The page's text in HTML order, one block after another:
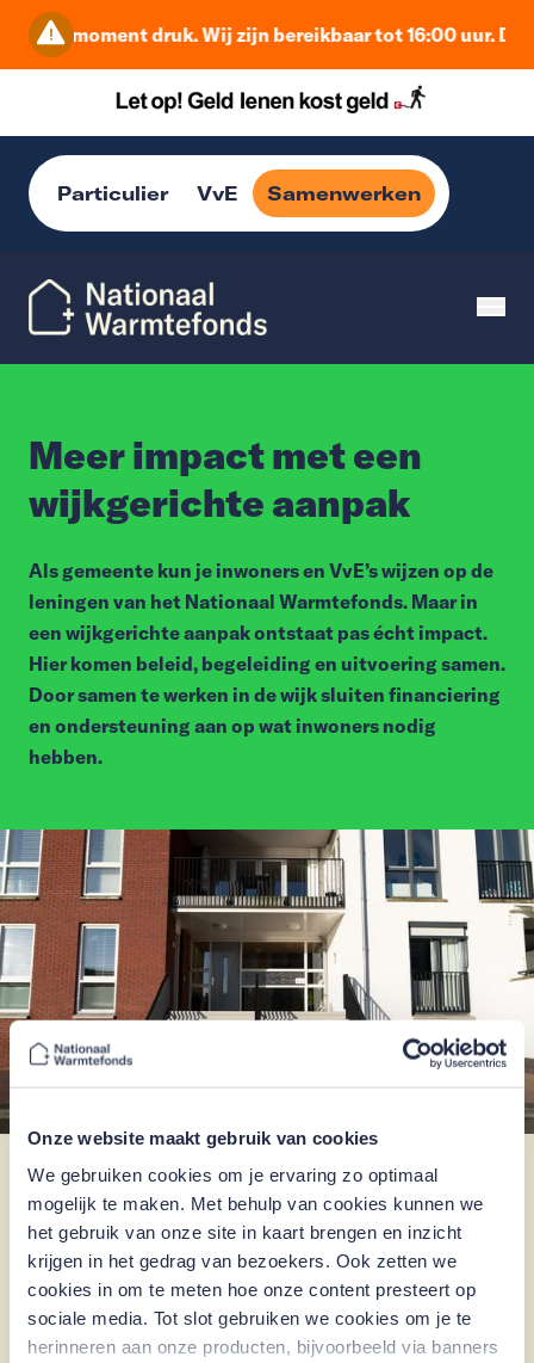
Onze website maakt gebruik van cookies
We gebruiken cookies om je ervaring zo optimaal
mogelijk te maken. Met behulp van cookies kunnen we
het gebruik van onze site in kaart brengen en inzicht
krijgen in het gedrag van bezoekers. Ook zetten we
cookies in om te meten hoe onze content presteert op
sociale media. Tot slot gebruiken we cookies om je te
herinneren aan onze producten, bijvoorbeeld via banners
dit moment druk. Wij zijn bereikbaar tot 16:00 uur.
Particulier VvE Samenwerken
Meer impact met een
wijkgerichte aanpak
Als gemeente kun je inwoners en VvE’s wijzen op de
leningen van het Nationaal Warmtefonds. Maar in
een wijkgerichte aanpak ontstaat pas écht impact.
Hier komen beleid, begeleiding en uitvoering samen.
Door samen te werken in de wijk sluiten financiering
en ondersteuning aan op wat inwoners nodig
hebben.
In een wijkaanpak is een regierol voor de gemeente
weggelegd en worden een of meerdere wijken
(postcodegebieden) geselecteerd. Vaak gaat het om
wijken of projecten waarin huur- en koopwoningen
staan. Woningcorporaties nemen als eigenaar van de
huurwoningen vaak het initiatief voor verduurzaming.
De particuliere woningbezitters kunnen 'meeliften' op